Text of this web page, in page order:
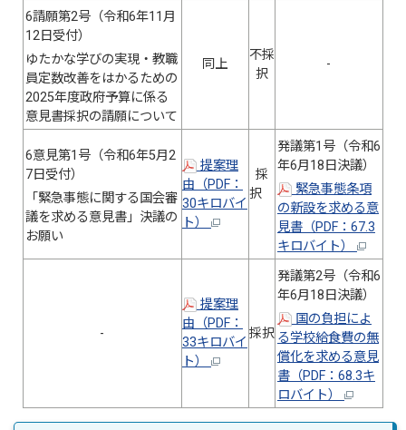
6請願第2号（令和6年11月
12日受付）
ゆたかな学びの実現・教職
員定数改善をはかるための
2025年度政府予算に係る
意見書採択の請願について
同上
不採
択
-
6意見第1号（令和6年5月2
7日受付）
「緊急事態に関する国会審
議を求める意見書」決議の
お願い
提案理
由（PDF：
30キロバイ
ト）
採
択
発議第1号（令和6
年6月18日決議）
緊急事態条項
の新設を求める意
見書（PDF：67.3
キロバイト）
-
提案理
由（PDF：
33キロバイ
ト）
採択
発議第2号（令和6
年6月18日決議）
国の負担によ
る学校給食費の無
償化を求める意見
書（PDF：68.3キ
ロバイト）